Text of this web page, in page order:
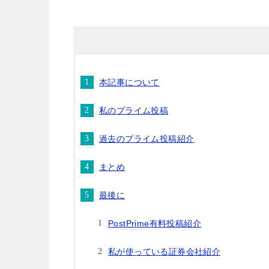
本記事について
私のプライム投稿
過去のプライム投稿紹介
まとめ
最後に
PostPrime有料投稿紹介
私が使っている証券会社紹介